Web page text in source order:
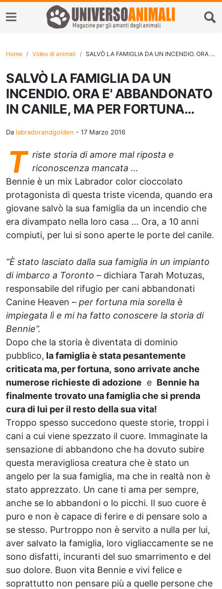
Home Video di animali SALVÒ LA FAMIGLIA DA UN INCENDIO. ORA E' ABBANDONATO IN CANILE, MA PER FORTUNA…
SALVÒ LA FAMIGLIA DA UN
INCENDIO. ORA E' ABBANDONATO
IN CANILE, MA PER FORTUNA…
Da labradorandgolden - 17 Marzo 2016
T riste storia di amore mal riposta e
riconoscenza mancata …
Bennie è un mix Labrador color cioccolato
protagonista di questa triste vicenda, quando era
giovane salvò la sua famiglia da un incendio che
era divampato nella loro casa … Ora, a 10 anni
compiuti, per lui si sono aperte le porte del canile.
“È stato lasciato dalla sua famiglia in un impianto
di imbarco a Toronto – dichiara Tarah Motuzas,
responsabile del rifugio per cani abbandonati
Canine Heaven – per fortuna mia sorella è
impiegata lì e mi ha fatto conoscere la storia di
Bennie”.
Dopo che la storia è diventata di dominio
pubblico, la famiglia è stata pesantemente
criticata ma, per fortuna, sono arrivate anche
numerose richieste di adozione e Bennie ha
finalmente trovato una famiglia che si prenda
cura di lui per il resto della sua vita!
Troppo spesso succedono queste storie, troppi i
cani a cui viene spezzato il cuore. Immaginate la
sensazione di abbandono che ha dovuto subire
questa meravigliosa creatura che è stato un
angelo per la sua famiglia, ma che in realtà non è
stato apprezzato. Un cane ti ama per sempre,
anche se lo abbandoni o lo picchi. Il suo cuore è
puro e non è capace di ferire e di pensare solo a
se stesso. Purtroppo non è servito a nulla per lui,
aver salvato la famiglia, loro vigliaccamente se ne
sono disfatti, incuranti del suo smarrimento e del
suo dolore. Buon vita Bennie e vivi felice e
soprattutto non pensare più a quelle persone che